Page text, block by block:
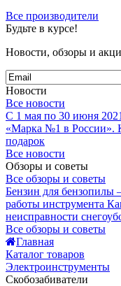
Все производители
Будьте в курсе!
Новости, обзоры и
Новости
Все новости
С 1 мая по 30 июня
«Марка №1 в России».
подарок
Все новости
Обзоры и советы
Все обзоры и советы
Бензин для бензопилы
работы инструмента
неисправности
Все обзоры и советы
Главная
Каталог товаров
Электроинструменты
Скобозабиватели